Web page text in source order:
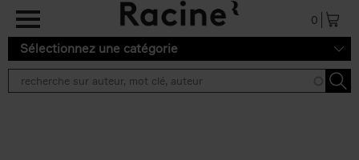
Aller au contenu principal
0
Sélectionnez une catégorie